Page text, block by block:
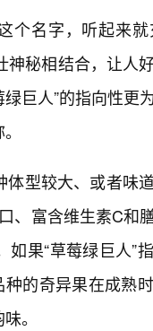
个名字，听起来
秘相结合，让人
巨人”的指向性更
型较大、或者味
、富含维生素C和
果“草莓绿巨人”
的奇异果在成熟
。